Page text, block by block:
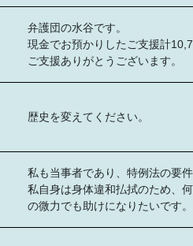
弁護団の水谷です。
現金でお預かりしたご支援計
ご支援ありがとうございます。
歴史を変えてください。
私も当事者であり、特例法の要
私自身は身体違和払拭のため、
の微力でも助けになりたいです。